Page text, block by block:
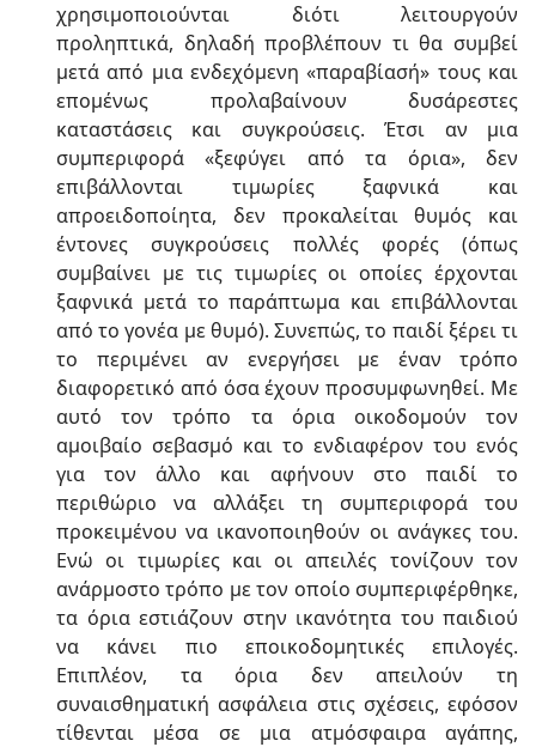
χρησιμοποιούνται διότι λειτουργούν
προληπτικά, δηλαδή προβλέπουν τι θα συμβεί
μετά από μια ενδεχόμενη «παραβίασή» τους και
επομένως προλαβαίνουν δυσάρεστες
καταστάσεις και συγκρούσεις. Έτσι αν μια
συμπεριφορά «ξεφύγει από τα όρια», δεν
επιβάλλονται τιμωρίες ξαφνικά και
απροειδοποίητα, δεν προκαλείται θυμός και
έντονες συγκρούσεις πολλές φορές (όπως
συμβαίνει με τις τιμωρίες οι οποίες έρχονται
ξαφνικά μετά το παράπτωμα και επιβάλλονται
από το γονέα με θυμό). Συνεπώς, το παιδί ξέρει τι
το περιμένει αν ενεργήσει με έναν τρόπο
διαφορετικό από όσα έχουν προσυμφωνηθεί. Με
αυτό τον τρόπο τα όρια οικοδομούν τον
αμοιβαίο σεβασμό και το ενδιαφέρον του ενός
για τον άλλο και αφήνουν στο παιδί το
περιθώριο να αλλάξει τη συμπεριφορά του
προκειμένου να ικανοποιηθούν οι ανάγκες του.
Ενώ οι τιμωρίες και οι απειλές τονίζουν τον
ανάρμοστο τρόπο με τον οποίο συμπεριφέρθηκε,
τα όρια εστιάζουν στην ικανότητα του παιδιού
να κάνει πιο εποικοδομητικές επιλογές.
Επιπλέον, τα όρια δεν απειλούν τη
συναισθηματική ασφάλεια στις σχέσεις, εφόσον
τίθενται μέσα σε μια ατμόσφαιρα αγάπης,